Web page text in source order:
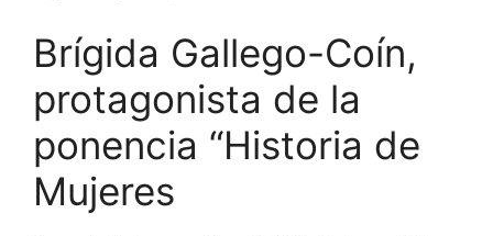
Brígida Gallego-Coín,
protagonista de la
ponencia “Historia de
Mujeres